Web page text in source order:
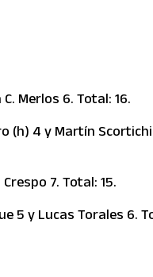
Merlos 6. Total: 16.
(h) 4 y Martín
7. Total: 15.
5 y Lucas Torales 6.